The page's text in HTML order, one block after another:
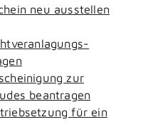
neu ausstellen
zur
beantragen
für ein